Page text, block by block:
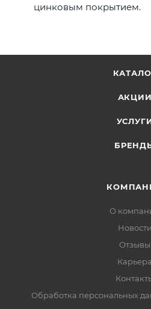
цинковым покрытием.
АКЦИИ
О
Новости
Отзывы
Карьера
Обработка персональных